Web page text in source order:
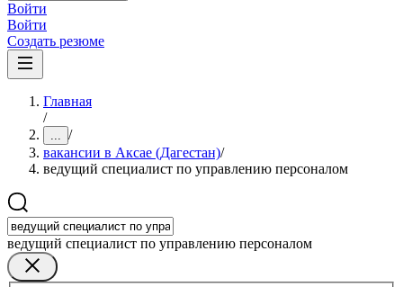
Войти
Войти
Создать резюме
Главная
/
... /
вакансии в Аксае (Дагестан)/
ведущий специалист по управлению персоналом
ведущий специалист по управлению персоналом